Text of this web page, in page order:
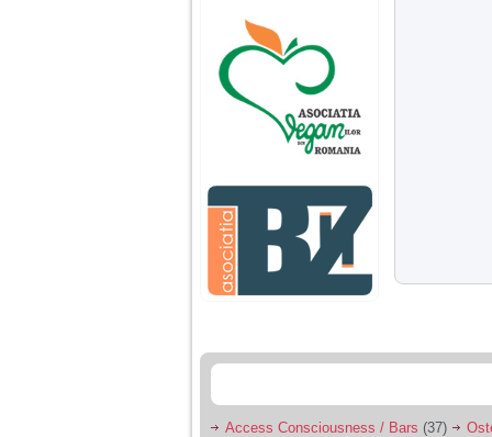
ani, privind in urma
realizez cat de multe
greseli am facut in
educatia si cresterea
ei, am fost o mama
egoista, preocupata
de implinirea
profesionala, cand ea
era mica am neglijat-
agresiva, orice
greseala era taxata cu
o palma sau pedepse.
De 4 ani am o relatie
serioasa cu un barbat
sa se manifeste o
Access Consciousness / Bars (37)